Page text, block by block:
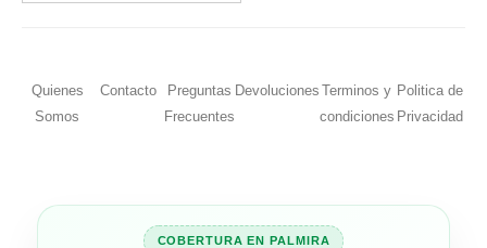
Quienes
Somos
Contacto
Preguntas
Frecuentes
Devoluciones Terminos y
condiciones
Politica de
Privacidad
COBERTURA EN PALMIRA